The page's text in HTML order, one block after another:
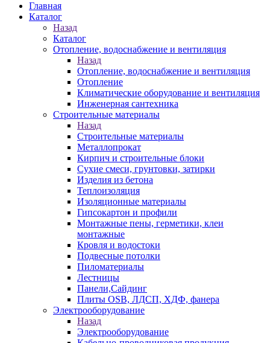
Главная
Каталог
Назад
Каталог
Отопление, водоснабжение и вентиляция
Назад
Отопление, водоснабжение и вентиляция
Отопление
Климатические оборудование и вентиляция
Инженерная сантехника
Строительные материалы
Назад
Строительные материалы
Металлопрокат
Кирпич и строительные блоки
Сухие смеси, грунтовки, затирки
Изделия из бетона
Теплоизоляция
Изоляционные материалы
Гипсокартон и профили
Монтажные пены, герметики, клеи
монтажные
Кровля и водостоки
Подвесные потолки
Пиломатериалы
Лестницы
Панели,Сайдинг
Плиты OSB, ЛДСП, ХДФ, фанера
Электрооборудование
Назад
Электрооборудование